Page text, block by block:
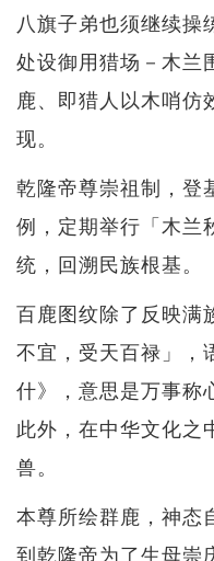
八旗子弟也须继续操
处设御用猎场－木兰
鹿、即猎人以木哨仿
现。
乾隆帝尊崇祖制，登
例，定期举行「木兰
统，回溯民族根基。
百鹿图纹除了反映满
不宜，受天百禄」，
什》，意思是万事称
此外，在中华文化之
兽。
本尊所绘群鹿，神态
到乾隆帝为了生母崇